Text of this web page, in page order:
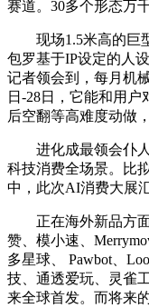
赛道。30多个形态万
现场1.5米高的巨型
包罗基于IP设定的人
记者领会到，每月机
日-28日，它能和用
后空翻等高难度动做
进化成最领会仆人
科技消费全场景。比
中，此次AI消费大展
正在海外新品方面
赞、模小速、
多星球、 Pawbot、
技、通透爱玩、灵雀
来全球首发。而将来